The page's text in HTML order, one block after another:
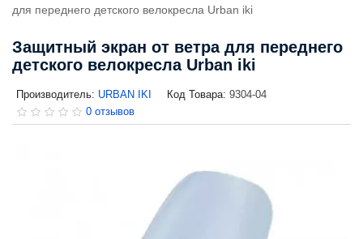
для переднего детского велокресла Urban iki
Защитный экран от ветра для переднего
детского велокресла Urban iki
Производитель: URBAN IKI Код Товара: 9304-04
0 отзывов